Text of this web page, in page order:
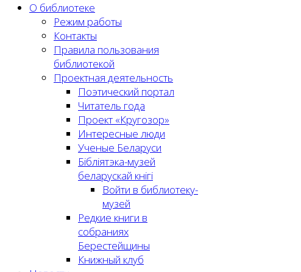
О библиотеке
Режим работы
Контакты
Правила пользования
библиотекой
Проектная деятельность
Поэтический портал
Читатель года
Проект «Кругозор»
Интересные люди
Ученые Беларуси
Бібліятэка-музей
беларускай кнігі
Войти в библиотеку-
музей
Редкие книги в
собраниях
Берестейщины
Книжный клуб